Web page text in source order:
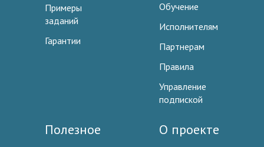
Примеры
заданий
Гарантии
Обучение
Исполнителям
Партнерам
Правила
Управление
подпиской
Полезное О проекте